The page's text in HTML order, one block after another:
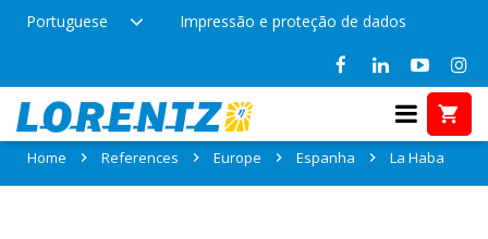
Portuguese Impressão e proteção de dados
References in La Haba, Espanha
Home References Europe Espanha La Haba